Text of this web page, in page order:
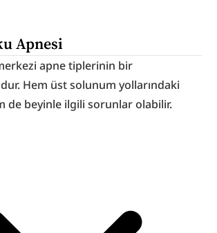
Apnesi
apne tiplerinin bir
Hem üst solunum yollarındaki
de beyinle ilgili sorunlar olabilir.